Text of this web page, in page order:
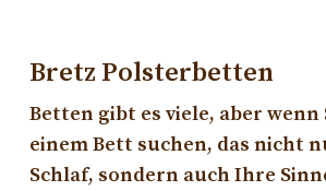
Bretz Polsterbetten
Betten gibt es viele, aber wenn
einem Bett suchen, das nicht
Schlaf, sondern auch Ihre